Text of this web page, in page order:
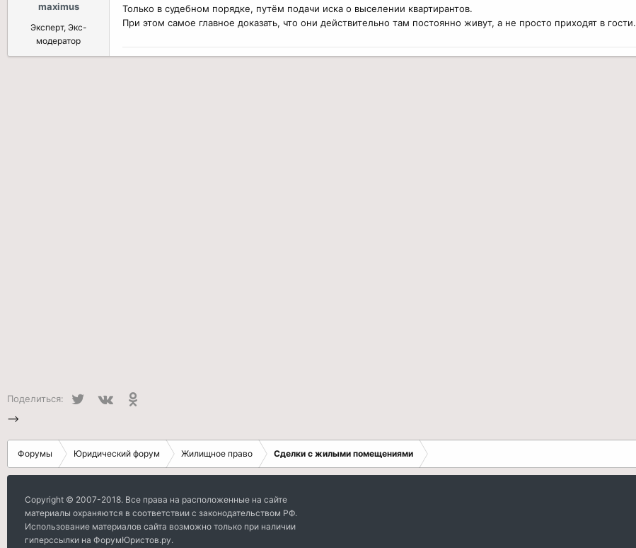
maximus
Эксперт, Экс-
модератор
Только в судебном порядке, путём подачи иска о выселении квартирантов.
При этом самое главное доказать, что они действительно там постоянно живут, а не просто приходят в гости.
Поделиться: Twitter
-->
Форумы Юридический форум Жилищное право Сделки с жилыми помещениями
Copyright © 2007-2018. Все права на расположенные на сайте
материалы охраняются в соответствии с законодательством РФ.
Использование материалов сайта возможно только при наличии
гиперссылки на ФорумЮристов.ру.